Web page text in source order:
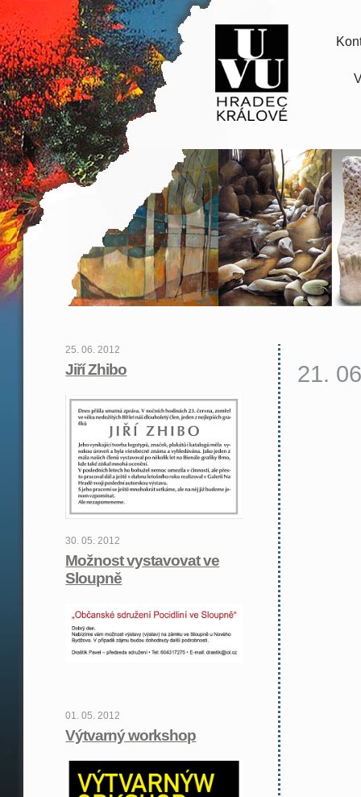
25. 06. 2012
Jiří Zhibo
30. 05. 2012
Možnost vystavovat ve
Sloupně
01. 05. 2012
Výtvarný workshop
21.